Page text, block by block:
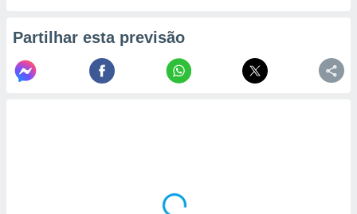
Partilhar esta previsão